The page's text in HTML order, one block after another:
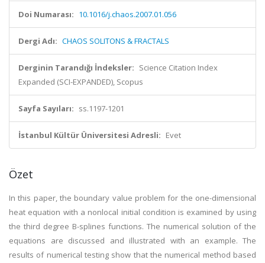
Doi Numarası: 10.1016/j.chaos.2007.01.056
Dergi Adı: CHAOS SOLITONS & FRACTALS
Derginin Tarandığı İndeksler: Science Citation Index
Expanded (SCI-EXPANDED), Scopus
Sayfa Sayıları: ss.1197-1201
İstanbul Kültür Üniversitesi Adresli: Evet
Özet
In this paper, the boundary value problem for the one-dimensional
heat equation with a nonlocal initial condition is examined by using
the third degree B-splines functions. The numerical solution of the
equations are discussed and illustrated with an example. The
results of numerical testing show that the numerical method based